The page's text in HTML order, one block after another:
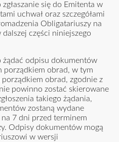
się do Emitenta w
uchwał oraz szczegółami
Obligatariuszy na
części niniejszego
żądać odpisu dokumentów
porządkiem obrad, w tym
obrad, zgodnie z
powinno zostać skierowane
takiego żądania,
zostaną wydane
7 dni przed terminem
Odpisy dokumentów mogą
w wersji